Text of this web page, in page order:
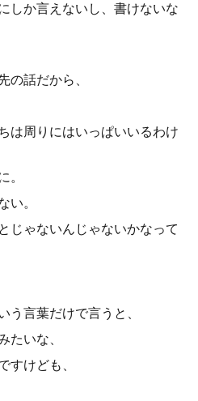
しか言えないし、書けないな
の話だから、
は周りにはいっぱいいるわけ
。
い。
じゃないんじゃないかなって
う言葉だけで言うと、
たいな、
すけども、